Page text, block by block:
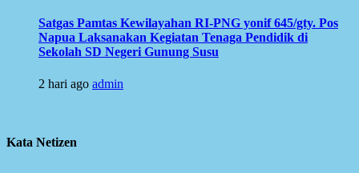
Satgas Pamtas Kewilayahan RI-PNG yonif 645/gty. Pos
Napua Laksanakan Kegiatan Tenaga Pendidik di
Sekolah SD Negeri Gunung Susu
2 hari ago admin
Kata Netizen